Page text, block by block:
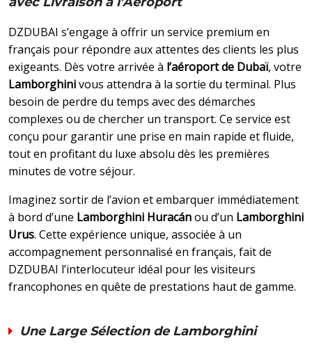
DZDUBAI s’engage à offrir un service premium en
français pour répondre aux attentes des clients les plus
exigeants. Dès votre arrivée à l’aéroport de Dubaï, votre
Lamborghinivous attendra à la sortie du terminal. Plus
besoin de perdre du temps avec des démarches
complexes ou de chercher un transport. Ce service est
conçu pour garantir une prise en main rapide et fluide,
tout en profitant du luxe absolu dès les premières
minutes de votre séjour.
Imaginez sortir de l’avion et embarquer immédiatement
à bord d’une Lamborghini Huracánou d’un Lamborghini
Urus. Cette expérience unique, associée à un
accompagnement personnalisé en français, fait de
DZDUBAI l’interlocuteur idéal pour les visiteurs
francophones en quête de prestations haut de gamme.
Une Large Sélection de Lamborghini